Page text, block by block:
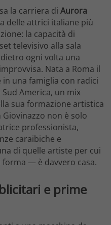
la carriera di Aurora
delle attrici italiane più
la capacità di
televisivo alla sala
ogni volta una
Nata a Roma il
in una famiglia con radici
America, un mix
sua formazione artistica
non è solo
professionista,
caraibiche e
di quelle artiste per cui
— è davvero casa.
e prime